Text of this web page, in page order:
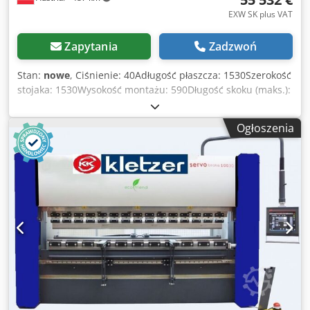
EXW SK plus VAT
Zapytania Zadzwoń
Stan: nowe, Ciśnienie: 40Adługość płaszcza: 1530Szerokość
stojaka: 1530Wysokość montażu: 590Długość skoku (maks.):
300Wymiary (dł. x szer. x wys.): 2660x1960x2500Waga ok.:
4600Moc silnika: 11 CNC Servo Elektryczna prasa
krawędziowa KKI mod. REVOLUTION DDM-4015Serwisowa
elektryczna prasa krawędziowa REVOLUTION
Serwoelektryczne prasy krawędziowe nie zawierają
systemu hydraulicznego i dzięki swojej elastyczności i
niezawodności są technologią jutra. Wyższa prędkość i
dokładność tej nowej generacji maszyn oferuje lepszą
wydajność, ergonomiczne funkcje i bardziej przyjazną dla
środowiska technologię produkcji. Jako pierwszy producent
serwoelektrycznych pras krawędziowych o różnych
modelach i tonażu, firma Dener jest pionierem tej
technologii. Dener jest pionierem tej technologii. Z dużym
doświadczeniem i jakością. wyposażenie standardowe:
Ogłoszenia